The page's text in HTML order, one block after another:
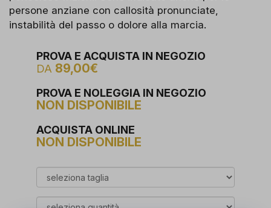
persone anziane con callosità pronunciate,
instabilità del passo o dolore alla marcia.
PROVA E ACQUISTA IN NEGOZIO
DA 89,00€
PROVA E NOLEGGIA IN NEGOZIO
NON DISPONIBILE
ACQUISTA ONLINE
NON DISPONIBILE